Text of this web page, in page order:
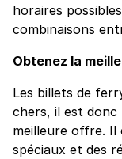
horaires
combinaisons
Obtenez la
Les billets de
chers, il est
meilleure offre.
spéciaux et des